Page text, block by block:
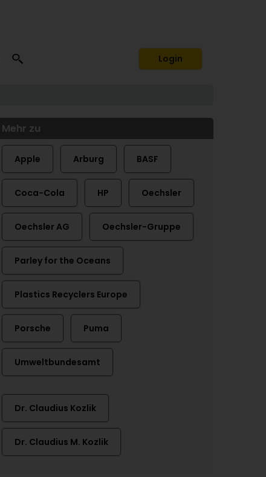
Login
Mehr zu
Apple Arburg BASF
Coca-Cola HP Oechsler
Oechsler AG Oechsler-Gruppe
Parley for the Oceans
Plastics Recyclers Europe
Porsche Puma
Umweltbundesamt
Dr. Claudius Kozlik
Dr. Claudius M. Kozlik